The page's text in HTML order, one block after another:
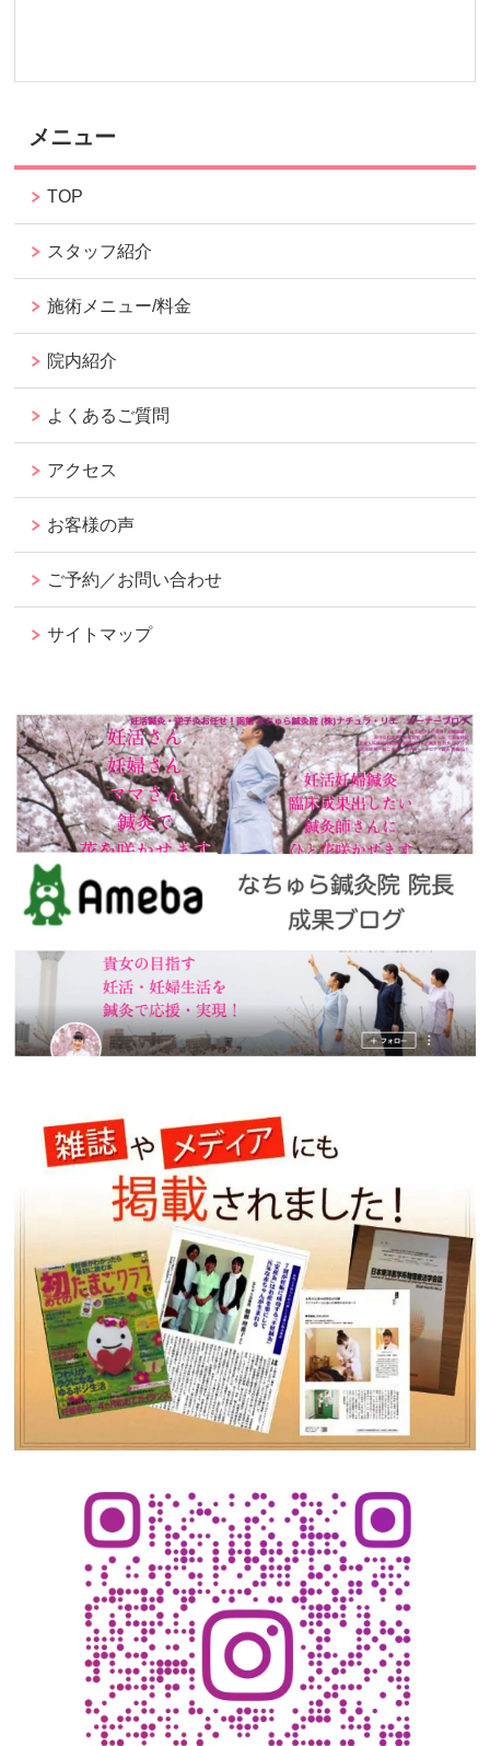
メニュー
TOP
スタッフ紹介
施術メニュー/料金
院内紹介
よくあるご質問
アクセス
お客様の声
ご予約／お問い合わせ
サイトマップ